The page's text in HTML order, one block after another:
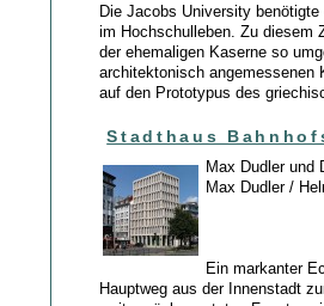
Die Jacobs University
im Hochschulleben. Zu diesem
der ehemaligen Kaserne so
architektonisch angemessenen
auf den Prototypus des
Stadthaus
Max Dudler und
Max Dudler /
Ein markanter
Hauptweg aus der Innenstadt